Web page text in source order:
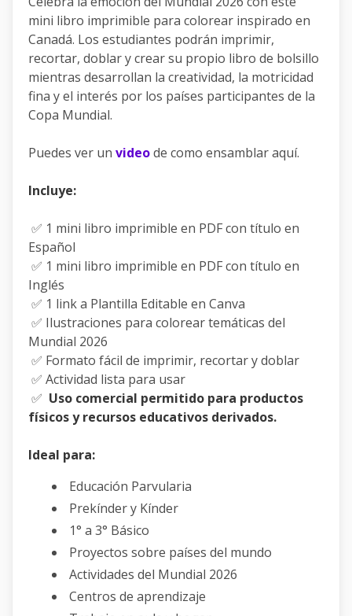
mini libro imprimible para colorear inspirado en
Canadá. Los estudiantes podrán imprimir,
recortar, doblar y crear su propio libro de bolsillo
mientras desarrollan la creatividad, la motricidad
fina y el interés por los países participantes de la
Copa Mundial.
Puedes ver un videode como ensamblar aquí.
Incluye:
✅ 1 mini libro imprimible en PDF con título en
Español
✅ 1 mini libro imprimible en PDF con título en
Inglés
✅ 1 link a Plantilla Editable en Canva
✅ Ilustraciones para colorear temáticas del
Mundial 2026
✅ Formato fácil de imprimir, recortar y doblar
✅ Actividad lista para usar
✅ Uso comercial permitido para productos
físicos y recursos educativos derivados.
Ideal para:
Educación Parvularia
Prekínder y Kínder
1° a 3° Básico
Proyectos sobre países del mundo
Actividades del Mundial 2026
Centros de aprendizaje